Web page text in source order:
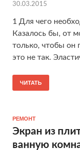
30.03.2015
1 Для чего
Казалось бы, от
только, чтобы он
это не так.
ЧИТАТЬ
РЕМОНТ
Экран из
ванную